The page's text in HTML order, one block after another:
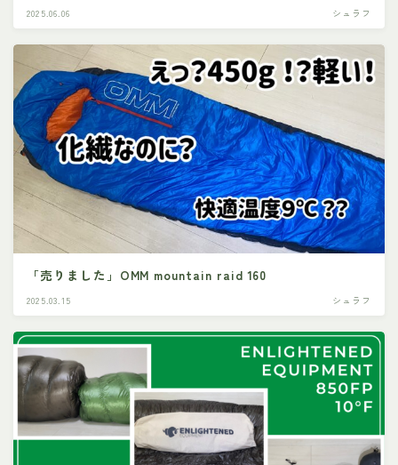
2025.06.06 シュラフ
「売りました」OMM mountain raid 160
2025.03.15 シュラフ